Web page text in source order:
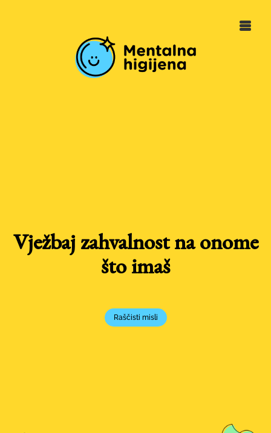
Vježbaj zahvalnost na onome
što imaš
Raščisti misli